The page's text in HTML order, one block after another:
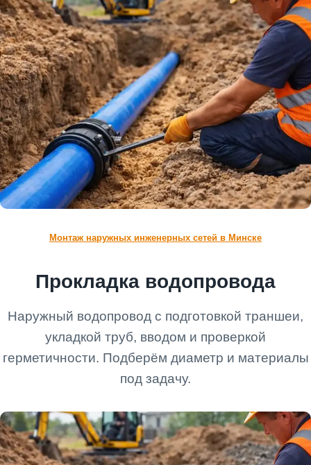
Монтаж наружных инженерных сетей в Минске
Прокладка водопровода
Наружный водопровод с подготовкой траншеи,
укладкой труб, вводом и проверкой
герметичности. Подберём диаметр и материалы
под задачу.